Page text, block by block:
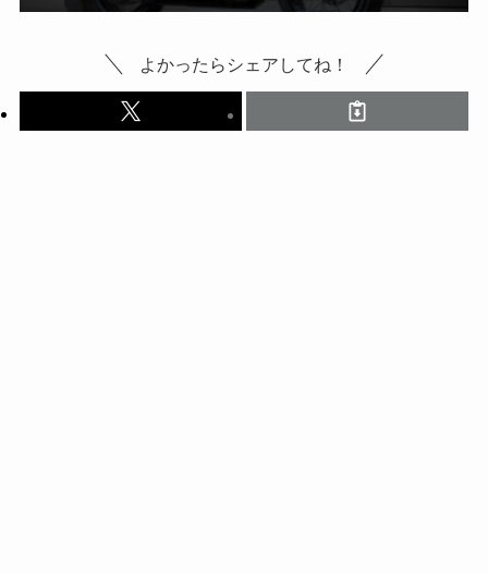
よかったらシェアしてね！